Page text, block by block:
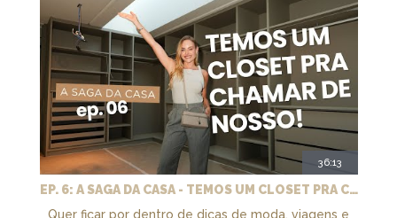
36:13
EP. 6: A SAGA DA CASA - TEMOS UM CLOSET PRA CHAMAR DE NOSSO + MARCENARIA E PAISAGISMO
Quer ficar por dentro de dicas de moda, viagens e